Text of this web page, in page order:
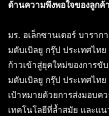
ด้านความพึงพอใจของลูกค้า
มร. อเล็กซานเดอร์ บาราก
มดับเบิลยู กรุ๊ป ประเทศไท
ก้าวเข้าสู่ยุคใหม่ของการขั
มดับเบิลยู กรุ๊ป ประเทศไท
เป้าหมายด้วยการส่งมอบค
เทคโนโลยีที่ล้ำสมัย และแน